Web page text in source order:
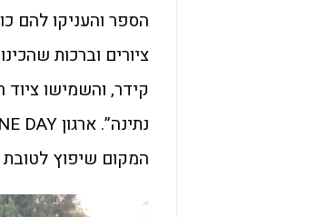
הספר והעניקו להם
ציורים וברכות
קידר, והשמישו ציוד
המקום שיפוץ